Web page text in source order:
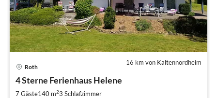
16 km von Kaltennordheim
Roth
4 Sterne Ferienhaus Helene
7 Gäste140 m23 Schlafzimmer